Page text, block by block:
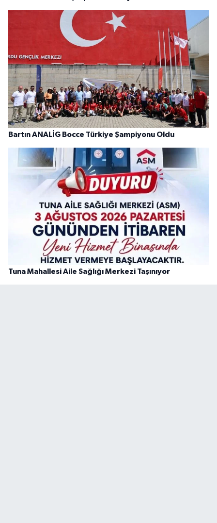
Bartın ANALİG Bocce Türkiye Şampiyonu Oldu
Tuna Mahallesi Aile Sağlığı Merkezi Taşınıyor